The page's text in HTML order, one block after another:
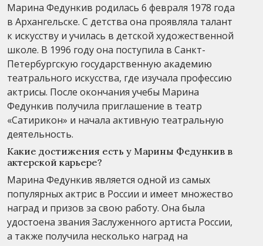
Марина Федункив родилась 6 февраля 1978 года
в Архангельске. С детства она проявляла талант
к искусству и училась в детской художественной
школе. В 1996 году она поступила в Санкт-
Петербургскую государственную академию
театрального искусства, где изучала профессию
актрисы. После окончания учебы Марина
Федункив получила приглашение в театр
«Сатирикон» и начала активную театральную
деятельность.
Какие достижения есть у Марины Федункив в
актерской карьере?
Марина Федункив является одной из самых
популярных актрис в России и имеет множество
наград и призов за свою работу. Она была
удостоена звания Заслуженного артиста России,
а также получила несколько наград на